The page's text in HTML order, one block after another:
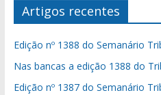
Artigos recentes
Edição nº 1388 do Semanário
Nas bancas a edição 1388 do
Edição nº 1387 do Semanário